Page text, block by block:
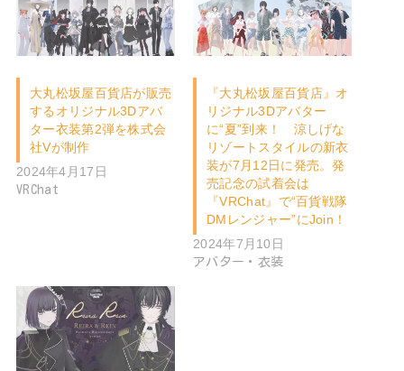
大丸松坂屋百貨店が販売
するオリジナル3Dアバ
ター衣装第2弾を株式会
社Vが制作
2024年4月17日
VRChat
『大丸松坂屋百貨店』オ
リジナル3Dアバター
に“夏”到来！ 涼しげな
リゾートスタイルの新衣
装が7月12日に発売。発
売記念の試着会は
『VRChat』で“百貨戦隊
DMレンジャー”にJoin！
2024年7月10日
アバター・衣装